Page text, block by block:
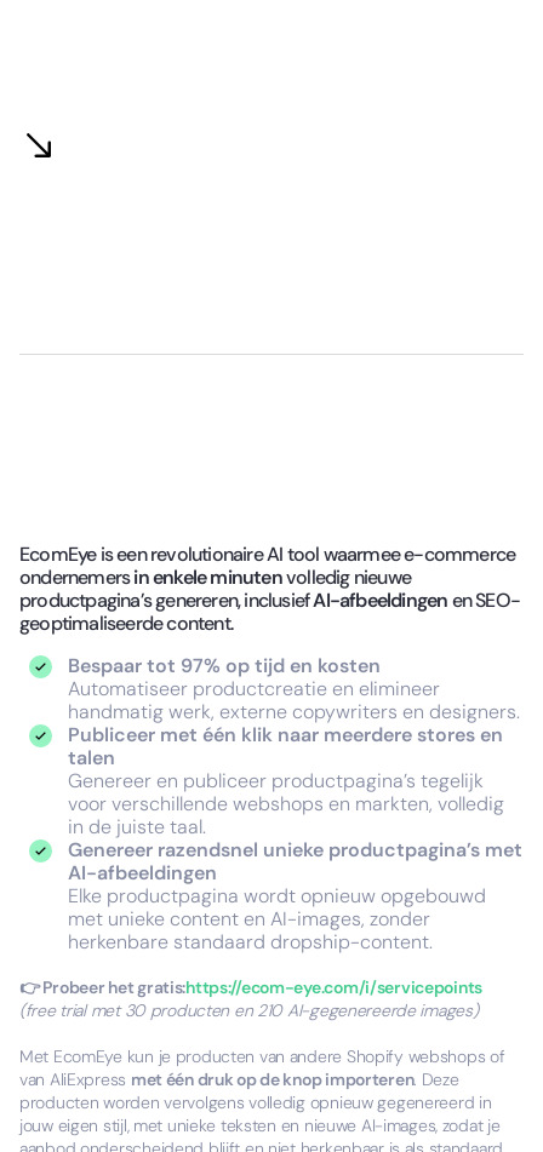
EcomEye is een revolutionaire AI tool waarmee e-commerce
ondernemersin enkele minutenvolledig nieuwe
productpagina’s genereren, inclusiefAI-afbeeldingenen SEO-
geoptimaliseerde content.
Bespaar tot 97% op tijd en kosten
Automatiseer productcreatie en elimineer
handmatig werk, externe copywriters en designers.
Publiceer met één klik naar meerdere stores en
talen
Genereer en publiceer productpagina’s tegelijk
voor verschillende webshops en markten, volledig
in de juiste taal.
Genereer razendsnel unieke productpagina’s met
AI-afbeeldingen
Elke productpagina wordt opnieuw opgebouwd
met unieke content en AI-images, zonder
herkenbare standaard dropship-content.
👉 Probeer het gratis:https://ecom-eye.com/i/servicepoints
(free trial met 30 producten en 210 AI-gegenereerde images)
Met EcomEye kun je producten van andere Shopify webshops of
van AliExpress met één druk op de knop importeren. Deze
producten worden vervolgens volledig opnieuw gegenereerd in
jouw eigen stijl, met unieke teksten en nieuwe AI-images, zodat je